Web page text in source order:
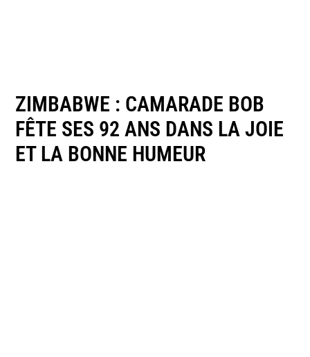
ZIMBABWE : CAMARADE BOB
FÊTE SES 92 ANS DANS LA JOIE
ET LA BONNE HUMEUR